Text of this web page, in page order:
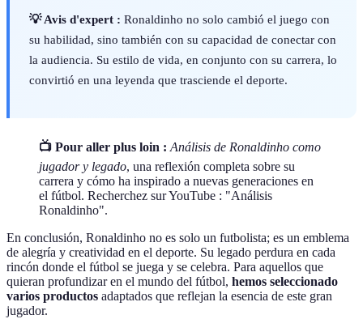
💡 Avis d'expert : Ronaldinho no solo cambió el juego con
su habilidad, sino también con su capacidad de conectar con
la audiencia. Su estilo de vida, en conjunto con su carrera, lo
convirtió en una leyenda que trasciende el deporte.
📺 Pour aller plus loin : Análisis de Ronaldinho como
jugador y legado, una reflexión completa sobre su
carrera y cómo ha inspirado a nuevas generaciones en
el fútbol. Recherchez sur YouTube : "Análisis
Ronaldinho".
En conclusión, Ronaldinho no es solo un futbolista; es un emblema
de alegría y creatividad en el deporte. Su legado perdura en cada
rincón donde el fútbol se juega y se celebra. Para aquellos que
quieran profundizar en el mundo del fútbol, hemos seleccionado
varios productos adaptados que reflejan la esencia de este gran
jugador.